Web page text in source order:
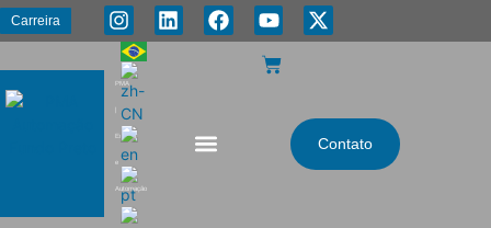
Carreira
PMA
Energia
e
Automação
Contato